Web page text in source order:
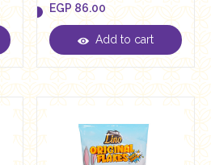
EGP 86.00
EGP 86.00
Add to cart